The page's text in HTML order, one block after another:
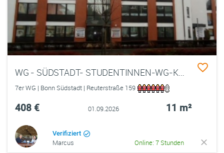
WG - SÜDSTADT- STUDENTINNEN-WG-KLEINES ZIMMER
7er WG | Bonn Südstadt | Reuterstraße 159
408 € 01.09.2026 11 m²
Verifiziert
Marcus Online: 7 Stunden